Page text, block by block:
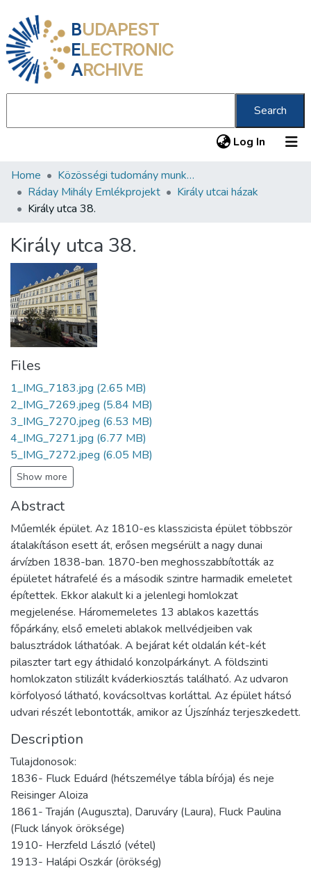
BUDAPEST
ELECTRONIC
ARCHIVE
Search
Log In (current)
Communities & Collections
All of DSpace
About us
Home
Közösségi tudomány munkacsoport
Ráday Mihály Emlékprojekt
Király utcai házak
Király utca 38.
Király utca 38.
Files
1_IMG_7183.jpg (2.65 MB)
2_IMG_7269.jpeg (5.84 MB)
3_IMG_7270.jpeg (6.53 MB)
4_IMG_7271.jpg (6.77 MB)
5_IMG_7272.jpeg (6.05 MB)
Show more
Abstract
Műemlék épület. Az 1810-es klasszicista épület többször
átalakításon esett át, erősen megsérült a nagy dunai
árvízben 1838-ban. 1870-ben meghosszabbították az
épületet hátrafelé és a második szintre harmadik emeletet
építettek. Ekkor alakult ki a jelenlegi homlokzat
megjelenése. Háromemeletes 13 ablakos kazettás
főpárkány, első emeleti ablakok mellvédjeiben vak
balusztrádok láthatóak. A bejárat két oldalán két-két
pilaszter tart egy áthidaló konzolpárkányt. A földszinti
homlokzaton stilizált kváderkiosztás található. Az udvaron
körfolyosó látható, kovácsoltvas korláttal. Az épület hátsó
udvari részét lebontották, amikor az Újszínház terjeszkedett.
Description
Tulajdonosok:
1836- Fluck Eduárd (hétszemélye tábla bírója) és neje
Reisinger Aloiza
1861- Traján (Auguszta), Daruváry (Laura), Fluck Paulina
(Fluck lányok öröksége)
1910- Herzfeld László (vétel)
1913- Halápi Oszkár (örökség)